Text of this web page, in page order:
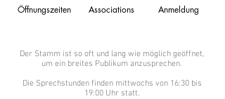
Öffnungszeiten Associations Anmeldung
Der Stamm ist so oft und lang wie möglich geöffnet,
um ein breites Publikum anzusprechen.
Die Sprechstunden finden mittwochs von 16:30 bis
19:00 Uhr statt.